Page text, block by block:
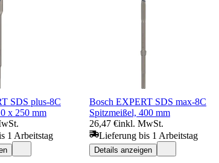
SDS plus-8C
x 250 mm
1 Arbeitstag
Bosch EXPERT SDS max-8C
Spitzmeißel, 400 mm
26,47 €inkl. MwSt.
Lieferung bis 1 Arbeitstag
Details anzeigen